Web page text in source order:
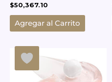
$50,367.10
Agregar al Carrito